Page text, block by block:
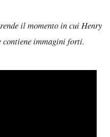
il momento in cui Henry
contiene immagini forti.